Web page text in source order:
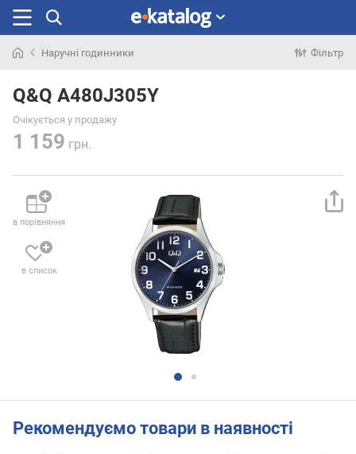
раніше
Наручні годинники Фільтр
Q&Q A480J305Y
Очікується у продажу
1 159 грн.
в порівняння
в список
Рекомендуємо товари в наявності